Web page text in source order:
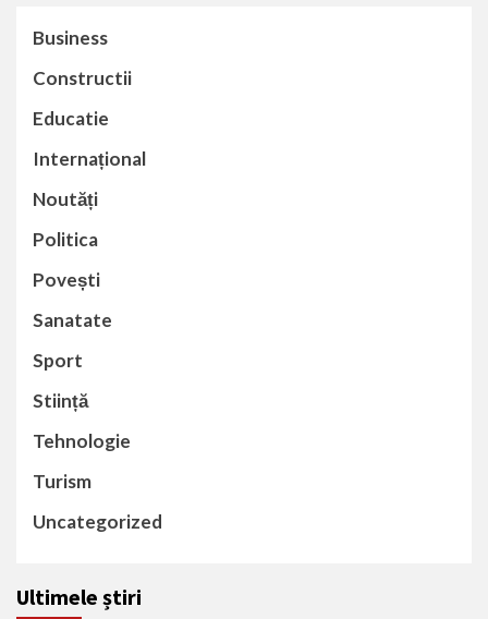
Business
Constructii
Educatie
Internațional
Noutăți
Politica
Povești
Sanatate
Sport
Stiință
Tehnologie
Turism
Uncategorized
Ultimele știri